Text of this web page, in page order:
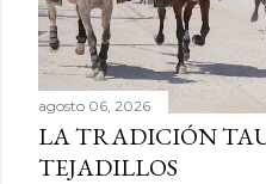
agosto 06, 2026
LA TRADICIÓN
TEJADILLOS